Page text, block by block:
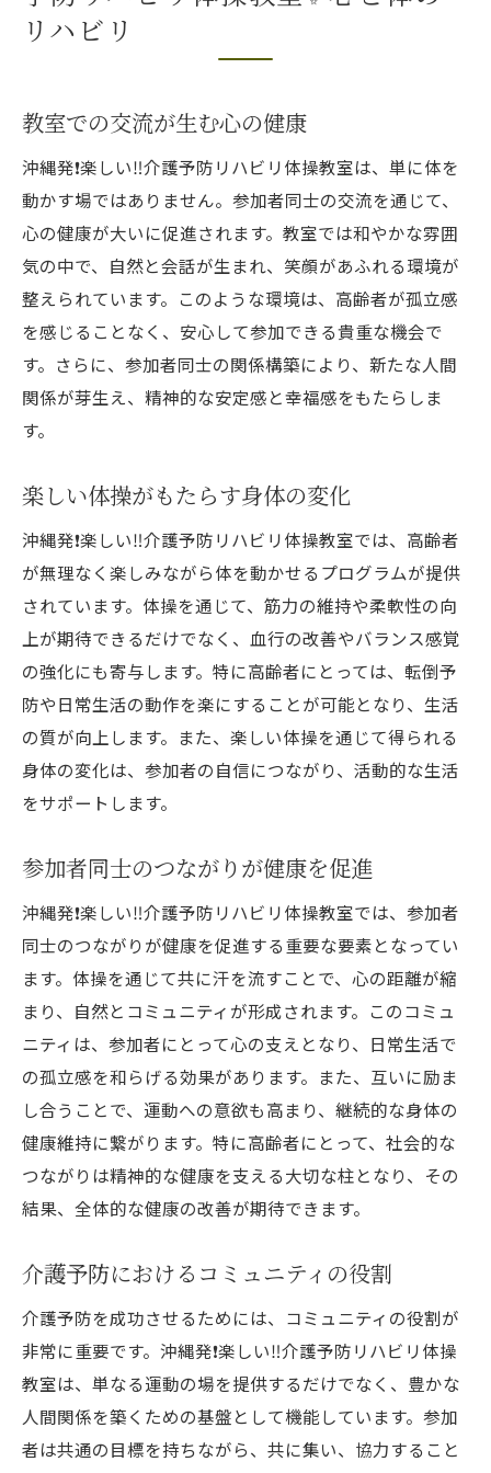
リハビリ
教室での交流が生む心の健康
沖縄発❗️楽しい‼️介護予防リハビリ体操教室は、単に体を
動かす場ではありません。参加者同士の交流を通じて、
心の健康が大いに促進されます。教室では和やかな雰囲
気の中で、自然と会話が生まれ、笑顔があふれる環境が
整えられています。このような環境は、高齢者が孤立感
を感じることなく、安心して参加できる貴重な機会で
す。さらに、参加者同士の関係構築により、新たな人間
関係が芽生え、精神的な安定感と幸福感をもたらしま
す。
楽しい体操がもたらす身体の変化
沖縄発❗️楽しい‼️介護予防リハビリ体操教室では、高齢者
が無理なく楽しみながら体を動かせるプログラムが提供
されています。体操を通じて、筋力の維持や柔軟性の向
上が期待できるだけでなく、血行の改善やバランス感覚
の強化にも寄与します。特に高齢者にとっては、転倒予
防や日常生活の動作を楽にすることが可能となり、生活
の質が向上します。また、楽しい体操を通じて得られる
身体の変化は、参加者の自信につながり、活動的な生活
をサポートします。
参加者同士のつながりが健康を促進
沖縄発❗️楽しい‼️介護予防リハビリ体操教室では、参加者
同士のつながりが健康を促進する重要な要素となってい
ます。体操を通じて共に汗を流すことで、心の距離が縮
まり、自然とコミュニティが形成されます。このコミュ
ニティは、参加者にとって心の支えとなり、日常生活で
の孤立感を和らげる効果があります。また、互いに励ま
し合うことで、運動への意欲も高まり、継続的な身体の
健康維持に繋がります。特に高齢者にとって、社会的な
つながりは精神的な健康を支える大切な柱となり、その
結果、全体的な健康の改善が期待できます。
介護予防におけるコミュニティの役割
介護予防を成功させるためには、コミュニティの役割が
非常に重要です。沖縄発❗️楽しい‼️介護予防リハビリ体操
教室は、単なる運動の場を提供するだけでなく、豊かな
人間関係を築くための基盤として機能しています。参加
者は共通の目標を持ちながら、共に集い、協力すること